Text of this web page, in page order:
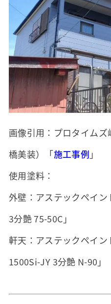
画像引用：プロタイム
橋美装）「施工事例 」
使用塗料：
外壁：アステックペイン
3分艶 75-50C」
軒天：アステックペイン
1500Si-JY 3分艶 N-90」